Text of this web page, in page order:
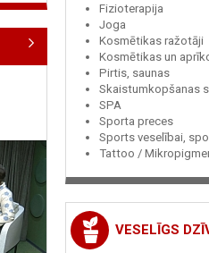
Fizioterapija
Joga
Kosmētikas ražotāji
Kosmētikas un
Pirtis, saunas
Skaistumkopšanas
SPA
Sporta preces
Sports veselībai,
Tattoo /
VESELĪGS